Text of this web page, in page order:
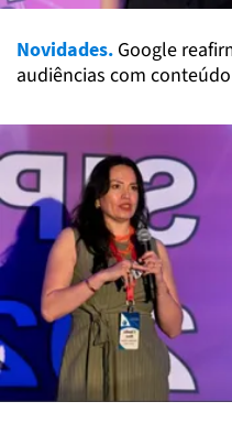
Novidades. Google
audiências com